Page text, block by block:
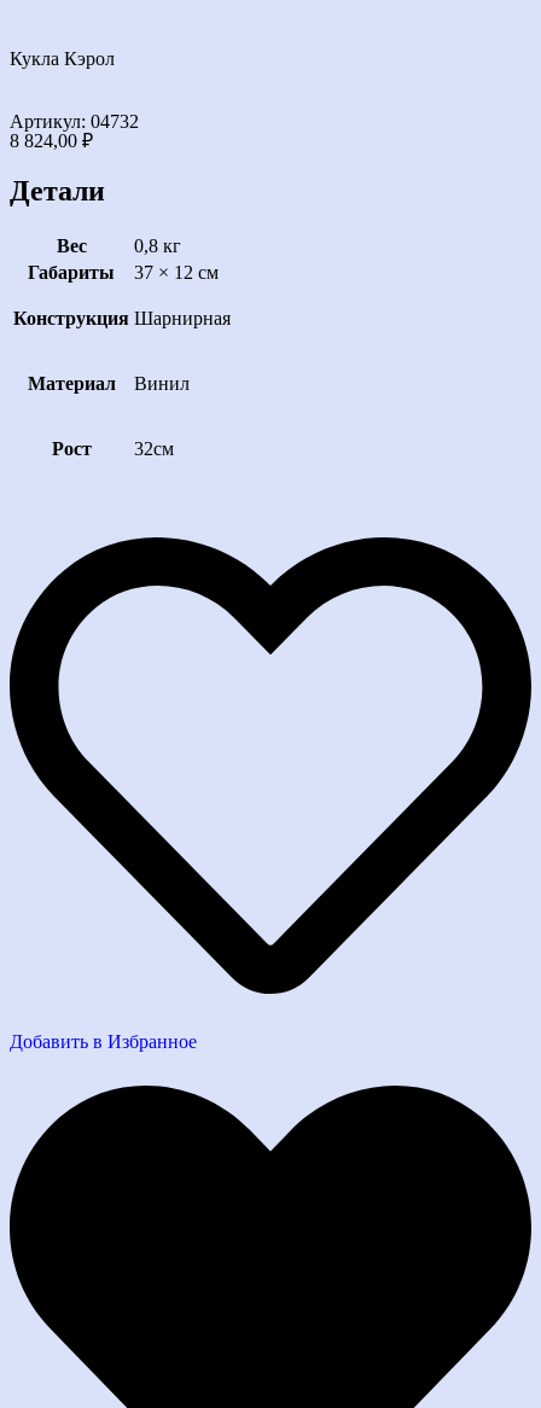
Кукла Кэрол
Артикул: 04732
8 824,00 ₽
Детали
Вес
0,8 кг
Габариты
37 × 12 см
Конструкция Шарнирная
Материал Винил
Рост 32см
Добавить в Избранное